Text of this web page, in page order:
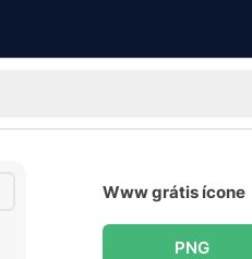
Www grátis ícone
PNG